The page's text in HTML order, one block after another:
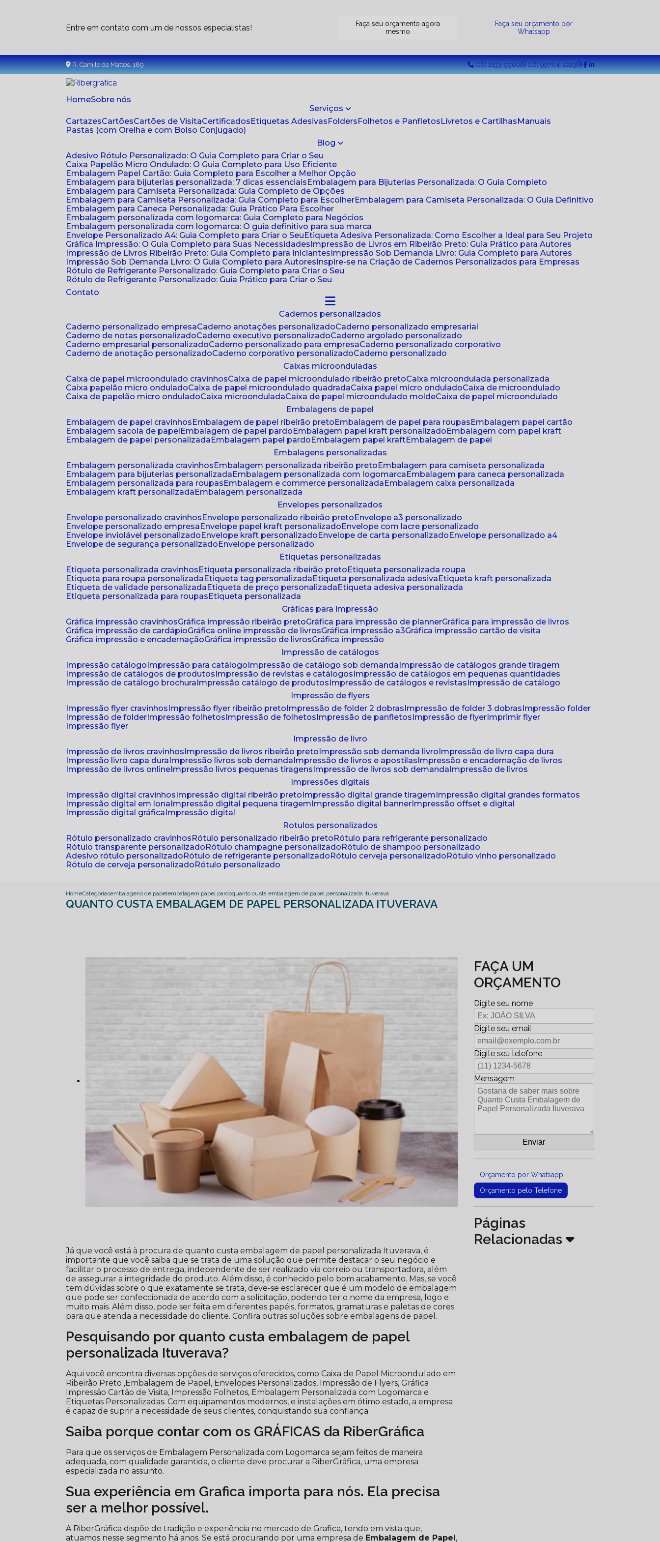
Entre em contato com um de nossos especialistas!
Faça seu orçamento agora
mesmo
Faça seu orçamento por
Whatsapp
R. Camilo de Mattos, 189 (16) 2133-9900 (16) 99704-2229
Home Sobre nós
Serviços
Cartazes
Cartões Cartões de Visita Certificados Etiquetas Adesivas Folders Folhetos e Panfletos Livretos e Cartilhas
Manuais
Pastas (com Orelha e com Bolso Conjugado)
Blog
Adesivo Rótulo Personalizado: O Guia Completo para Criar o Seu
Caixa Papelão Micro Ondulado: O Guia Completo para Uso Eficiente
Embalagem Papel Cartão: Guia Completo para Escolher a Melhor Opção
Embalagem para bijuterias personalizada: 7 dicas essenciais
Embalagem para Bijuterias Personalizada: O Guia Completo
Embalagem para Camiseta Personalizada: Guia Completo de Opções
Embalagem para Camiseta Personalizada: Guia Completo para Escolher
Embalagem para Camiseta Personalizada: O Guia Definitivo
Embalagem para Caneca Personalizada: Guia Prático Para Escolher
Embalagem personalizada com logomarca: Guia Completo para Negócios
Embalagem personalizada com logomarca: O guia definitivo para sua marca
Envelope Personalizado A4: Guia Completo para Criar o Seu
Etiqueta Adesiva Personalizada: Como Escolher a Ideal para Seu Projeto
Gráfica Impressão: O Guia Completo para Suas Necessidades Impressão de Livros em Ribeirão Preto: Guia Prático para Autores
Impressão de Livros Ribeirão Preto: Guia Completo para Iniciantes Impressão Sob Demanda Livro: Guia Completo para Autores
Impressão Sob Demanda Livro: O Guia Completo para Autores Inspire-se na Criação de Cadernos Personalizados para Empresas
Rótulo de Refrigerante Personalizado: Guia Completo para Criar o Seu
Rótulo de Refrigerante Personalizado: Guia Prático para Criar o Seu
Contato
cadernos personalizados
caderno personalizado empresa
caderno anotações personalizado
caderno personalizado empresarial
caderno de notas personalizado
caderno executivo personalizado
caderno argolado personalizado
caderno empresarial personalizado
caderno personalizado para empresa
caderno personalizado corporativo
caderno de anotação personalizado
caderno corporativo personalizado
caderno personalizado
caixas microonduladas
caixa de papel microondulado cravinhos
caixa de papel microondulado ribeirão preto
caixa microondulada personalizada
caixa papelão micro ondulado
caixa de papel microondulado quadrada caixa papel micro ondulado
caixa de microondulado
caixa de papelão micro ondulado
caixa microondulada caixa de papel microondulado molde
caixa de papel microondulado
embalagens de papel
embalagem de papel cravinhos
embalagem de papel ribeirão preto embalagem de papel para roupas
embalagem papel cartão
embalagem sacola de papel
embalagem de papel pardo embalagem papel kraft personalizado
embalagem com papel kraft
embalagem de papel personalizada
embalagem papel pardo embalagem papel kraft
embalagem de papel
embalagens personalizadas
embalagem personalizada cravinhos
embalagem personalizada ribeirão preto
embalagem para camiseta personalizada
embalagem para bijuterias personalizada
embalagem personalizada com logomarca
embalagem para caneca personalizada
embalagem personalizada para roupas
embalagem e commerce personalizada
embalagem caixa personalizada
embalagem kraft personalizada
embalagem personalizada
envelopes personalizados
envelope personalizado cravinhos
envelope personalizado ribeirão preto
envelope a3 personalizado
envelope personalizado empresa
envelope papel kraft personalizado
envelope com lacre personalizado
envelope inviolável personalizado
envelope kraft personalizado envelope de carta personalizado
envelope personalizado a4
envelope de segurança personalizado
envelope personalizado
etiquetas personalizadas
etiqueta personalizada cravinhos
etiqueta personalizada ribeirão preto
etiqueta personalizada roupa
etiqueta para roupa personalizada
etiqueta tag personalizada etiqueta personalizada adesiva
etiqueta kraft personalizada
etiqueta de validade personalizada
etiqueta de preço personalizada
etiqueta adesiva personalizada
etiqueta personalizada para roupas
etiqueta personalizada
gráficas para impressão
gráfica impressão cravinhos
gráfica impressão ribeirão preto gráfica para impressão de planner
gráfica para impressão de livros
gráfica impressão de cardápio
gráfica online impressão de livros gráfica impressão a3
gráfica impressão cartão de visita
gráfica impressão e encadernação
gráfica impressão de livros
gráfica impressão
impressão de catálogos
impressão catálogo impressão para catálogo impressão de catálogo sob demanda impressão de catálogos grande tiragem
impressão de catálogos de produtos impressão de revistas e catálogos impressão de catálogos em pequenas quantidades
impressão de catálogo brochura impressão catálogo de produtos impressão de catálogos e revistas impressão de catálogo
impressão de flyers
impressão flyer cravinhos impressão flyer ribeirão preto impressão de folder 2 dobras impressão de folder 3 dobras impressão folder
impressão de folder impressão folhetos impressão de folhetos impressão de panfletos impressão de flyer imprimir flyer
impressão flyer
impressão de livro
impressão de livros cravinhos impressão de livros ribeirão preto impressão sob demanda livro impressão de livro capa dura
impressão livro capa dura impressão livros sob demanda impressão de livros e apostilas impressão e encadernação de livros
impressão de livros online impressão livros pequenas tiragens impressão de livros sob demanda impressão de livros
impressões digitais
impressão digital cravinhos impressão digital ribeirão preto impressão digital grande tiragem impressão digital grandes formatos
impressão digital em lona impressão digital pequena tiragem impressão digital banner impressão offset e digital
impressão digital gráfica impressão digital
rotulos personalizados
rótulo personalizado cravinhos
rótulo personalizado ribeirão preto
rótulo para refrigerante personalizado
rótulo transparente personalizado
rótulo champagne personalizado
rótulo de shampoo personalizado
adesivo rótulo personalizado
rótulo de refrigerante personalizado rótulo cerveja personalizado
rótulo vinho personalizado
rótulo de cerveja personalizado
rótulo personalizado
HomeCategoriasembalagens de papelembalagem papel pardoquanto custa embalagem de papel personalizada ituverava
QUANTO CUSTA EMBALAGEM DE PAPEL PERSONALIZADA ITUVERAVA
Já que você está à procura de quanto custa embalagem de papel personalizada Ituverava, é
importante que você saiba que se trata de uma solução que permite destacar o seu negócio e
facilitar o processo de entrega, independente de ser realizado via correio ou transportadora, além
de assegurar a integridade do produto. Além disso, é conhecido pelo bom acabamento. Mas, se você
tem dúvidas sobre o que exatamente se trata, deve-se esclarecer que é um modelo de embalagem
que pode ser confeccionada de acordo com a solicitação, podendo ter o nome da empresa, logo e
muito mais. Além disso, pode ser feita em diferentes papéis, formatos, gramaturas e paletas de cores
para que atenda a necessidade do cliente. Confira outras soluções sobre embalagens de papel.
Pesquisando por quanto custa embalagem de papel
personalizada Ituverava?
Aqui você encontra diversas opções de serviços oferecidos, como Caixa de Papel Microondulado em
Ribeirão Preto ,Embalagem de Papel, Envelopes Personalizados, Impressão de Flyers, Gráfica
Impressão Cartão de Visita, Impressão Folhetos, Embalagem Personalizada com Logomarca e
Etiquetas Personalizadas. Com equipamentos modernos, e instalações em ótimo estado, a empresa
é capaz de suprir a necessidade de seus clientes, conquistando sua confiança.
Saiba porque contar com os GRÁFICAS da RiberGráfica
Para que os serviços de Embalagem Personalizada com Logomarca sejam feitos de maneira
adequada, com qualidade garantida, o cliente deve procurar a RiberGráfica, uma empresa
especializada no assunto.
Sua experiência em Grafica importa para nós. Ela precisa
ser a melhor possível.
A RiberGráfica dispõe de tradição e experiência no mercado de Grafica, tendo em vista que,
atuamos nesse segmento há anos. Se está procurando por uma empresa de Embalagem de Papel,
FAÇA UM
ORÇAMENTO
Digite seu nome
Digite seu email
Digite seu telefone
Mensagem
Orçamento por Whatsapp
Orçamento pelo Telefone
Páginas
Relacionadas